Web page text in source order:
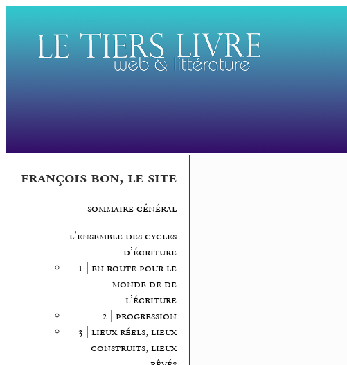
françois bon, le site
sommaire général
l’ensemble des cycles
d’écriture
1 | en route pour le
monde de de
l’écriture
2 | progression
3 | lieux réels, lieux
construits, lieux